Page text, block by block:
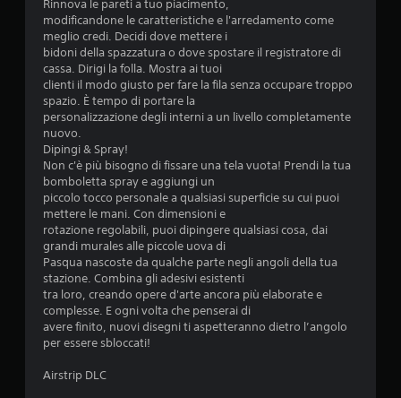
Rinnova le pareti a tuo piacimento,
modificandone le caratteristiche e l'arredamento come
meglio credi. Decidi dove mettere i
bidoni della spazzatura o dove spostare il registratore di
cassa. Dirigi la folla. Mostra ai tuoi
clienti il modo giusto per fare la fila senza occupare troppo
spazio. È tempo di portare la
personalizzazione degli interni a un livello completamente
nuovo.
Dipingi & Spray!
Non c'è più bisogno di fissare una tela vuota! Prendi la tua
bomboletta spray e aggiungi un
piccolo tocco personale a qualsiasi superficie su cui puoi
mettere le mani. Con dimensioni e
rotazione regolabili, puoi dipingere qualsiasi cosa, dai
grandi murales alle piccole uova di
Pasqua nascoste da qualche parte negli angoli della tua
stazione. Combina gli adesivi esistenti
tra loro, creando opere d'arte ancora più elaborate e
complesse. E ogni volta che penserai di
avere finito, nuovi disegni ti aspetteranno dietro l’angolo
per essere sbloccati!
Airstrip DLC